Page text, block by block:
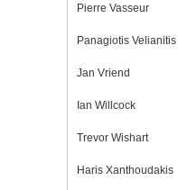
Pierre Vasseur
Panagiotis Velianitis
Jan Vriend
Ian Willcock
Trevor Wishart
Haris Xanthoudakis